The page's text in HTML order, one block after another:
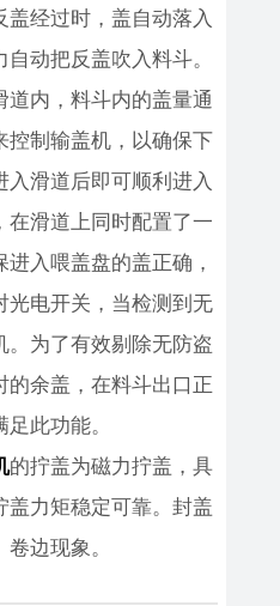
经过时，盖自动落入
动把反盖吹入料斗。
内，料斗内的盖量通
制输盖机，以确保下
滑道后即可顺利进入
滑道上同时配置了一
入喂盖盘的盖正确，
电开关，当检测到无
为了有效剔除无防盗
余盖，在料斗出口正
此功能。
的拧盖为磁力拧盖，具
力矩稳定可靠。封盖
边现象。